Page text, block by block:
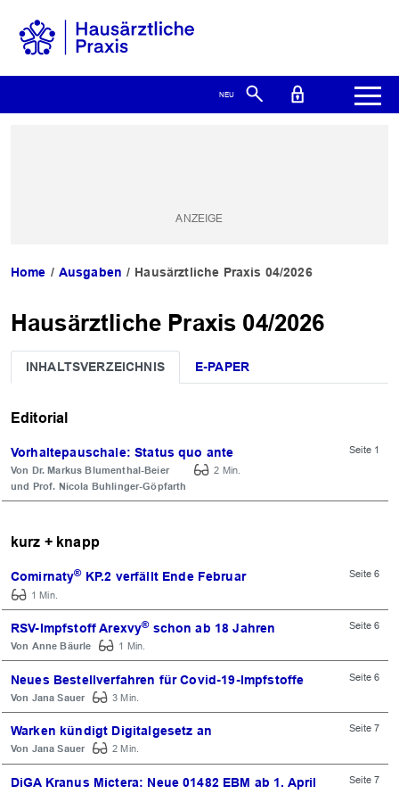
Home Ausgaben Hausärztliche Praxis 04/2026
Hausärztliche Praxis 04/2026
INHALTSVERZEICHNIS E-PAPER
Editorial
Vorhaltepauschale: Status quo ante Seite 1
Dr. Markus Blumenthal-Beier
Prof. Nicola Buhlinger-Göpfarth
2 Min.
kurz + knapp
Comirnaty®KP.2 verfällt Ende Februar
Seite 6
1 Min.
RSV-Impfstoff Arexvy®schon ab 18 Jahren Seite 6
Anne Bäurle 1 Min.
Neues Bestellverfahren für Covid-19-Impfstoffe Seite 6
Jana Sauer 3 Min.
Warken kündigt Digitalgesetz an Seite 7
Jana Sauer 2 Min.
DiGA Kranus Mictera: Neue 01482 EBM ab 1. April
Seite 7